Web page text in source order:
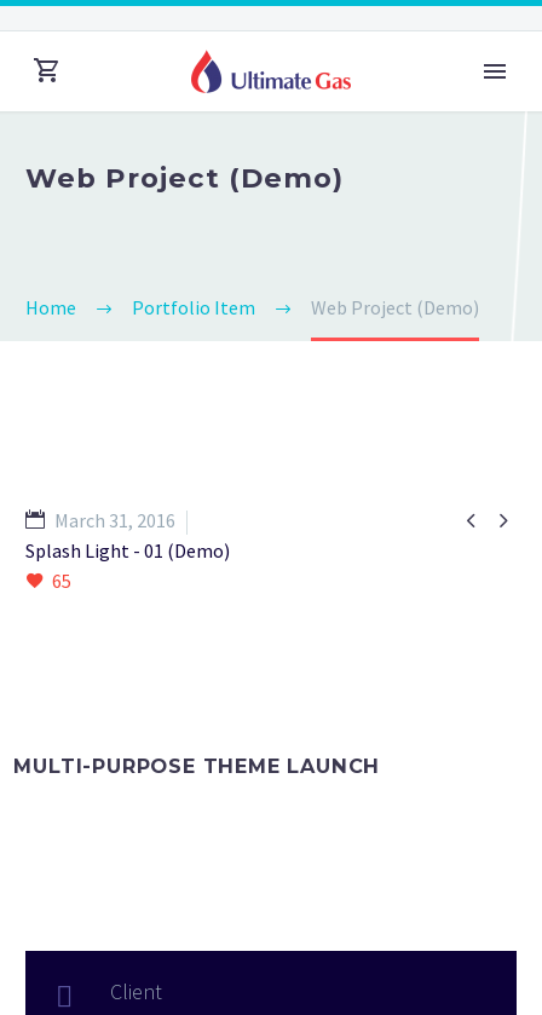
Web Project (Demo)
Home Portfolio Item Web Project (Demo)
 
March 31, 2016
Splash Light - 01 (Demo)
65
MULTI-PURPOSE THEME LAUNCH
 Client